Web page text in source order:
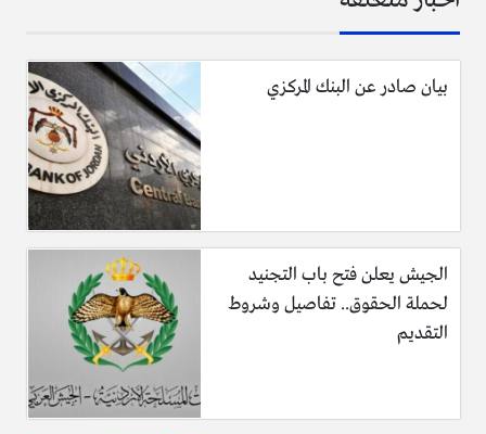
الفيديو ده بمجرد ما نزل على “سناب شات” وتيك توك، انتشر
المواقع الإخبارية والناس على السوشيال ميديا بدأوا يتداولوا
صورتها وفيديوها تحت اسم “جميلة الغردقة ذات العيون
الناس كلها أجمعت إن ده أجمل وأصفى تريند شافوه من فترة
طويلة؛ لأنه تريند “نظيف” ومفيهوش أي استغلال أو تصنع،
طفلة بسيطة جداً قدرت بعفويتها وكرامتها البيور إنها تثبت للعالم
كله إن الجمال الحقيقي دايمًا بيبدأ من الروح والمعدن الأصيل
بيان صادر عن البنك المركزي
الجيش يعلن فتح باب التجنيد
لحملة الحقوق.. تفاصيل وشروط
التقديم